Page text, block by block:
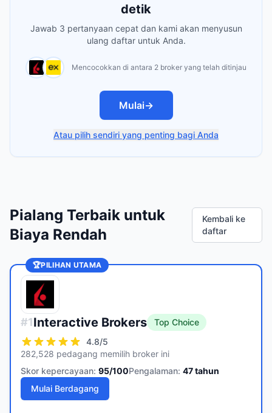
detik
Jawab 3 pertanyaan cepat dan kami akan menyusun
ulang daftar untuk Anda.
Mencocokkan di antara 2 broker yang telah ditinjau
Mulai→
Atau pilih sendiri yang penting bagi Anda
Pialang Terbaik untuk
Biaya Rendah
Kembali ke
daftar
🏆PILIHAN UTAMA
#1Interactive Brokers
Top Choice
4.8/5
282,528 pedagang memilih broker ini
Skor kepercayaan: 95/100Pengalaman: 47tahun
Mulai Berdagang